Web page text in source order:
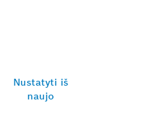
Nustatyti iš
naujo